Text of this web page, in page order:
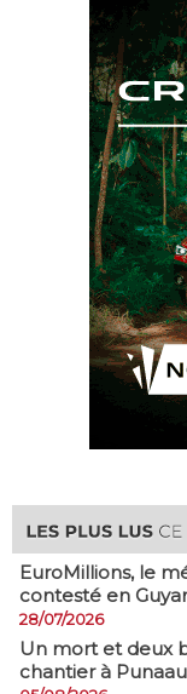
EuroMillions, ​le
contesté en
28/07/2026
​Un mort et deux
chantier à